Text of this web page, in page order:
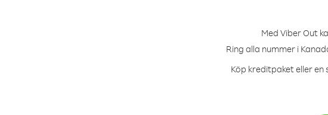
Med Viber Out
Ring alla nummer i
Köp kreditpaket eller